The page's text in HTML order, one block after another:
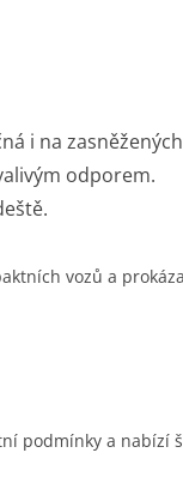
i na
odporem.
vozů a
podmínky a nabízí